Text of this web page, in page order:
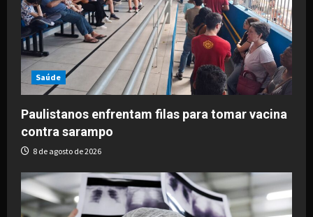
Saúde
Paulistanos enfrentam filas para tomar vacina
contra sarampo
8 de agosto de 2026